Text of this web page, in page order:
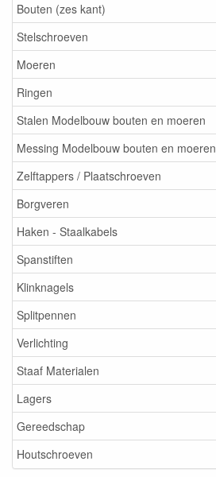
Bouten (zes kant)
Stelschroeven
Moeren
Ringen
Stalen Modelbouw bouten en moeren
Messing Modelbouw bouten en moeren
Zelftappers / Plaatschroeven
Borgveren
Haken - Staalkabels
Spanstiften
Klinknagels
Splitpennen
Verlichting
Staaf Materialen
Lagers
Gereedschap
Houtschroeven